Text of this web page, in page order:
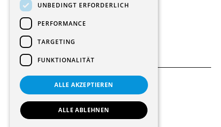
Kultur - Sport - Freizeit
Industrie - Handwerk
Transport und Parkplätze
Diverse Bauten
© 2026 Alle Rechte vorbehalten
Allgemeine Bedingungen
UNBEDINGT ERFORDERLICH
PERFORMANCE
TARGETING
FUNKTIONALITÄT
ALLE AKZEPTIEREN
ALLE ABLEHNEN